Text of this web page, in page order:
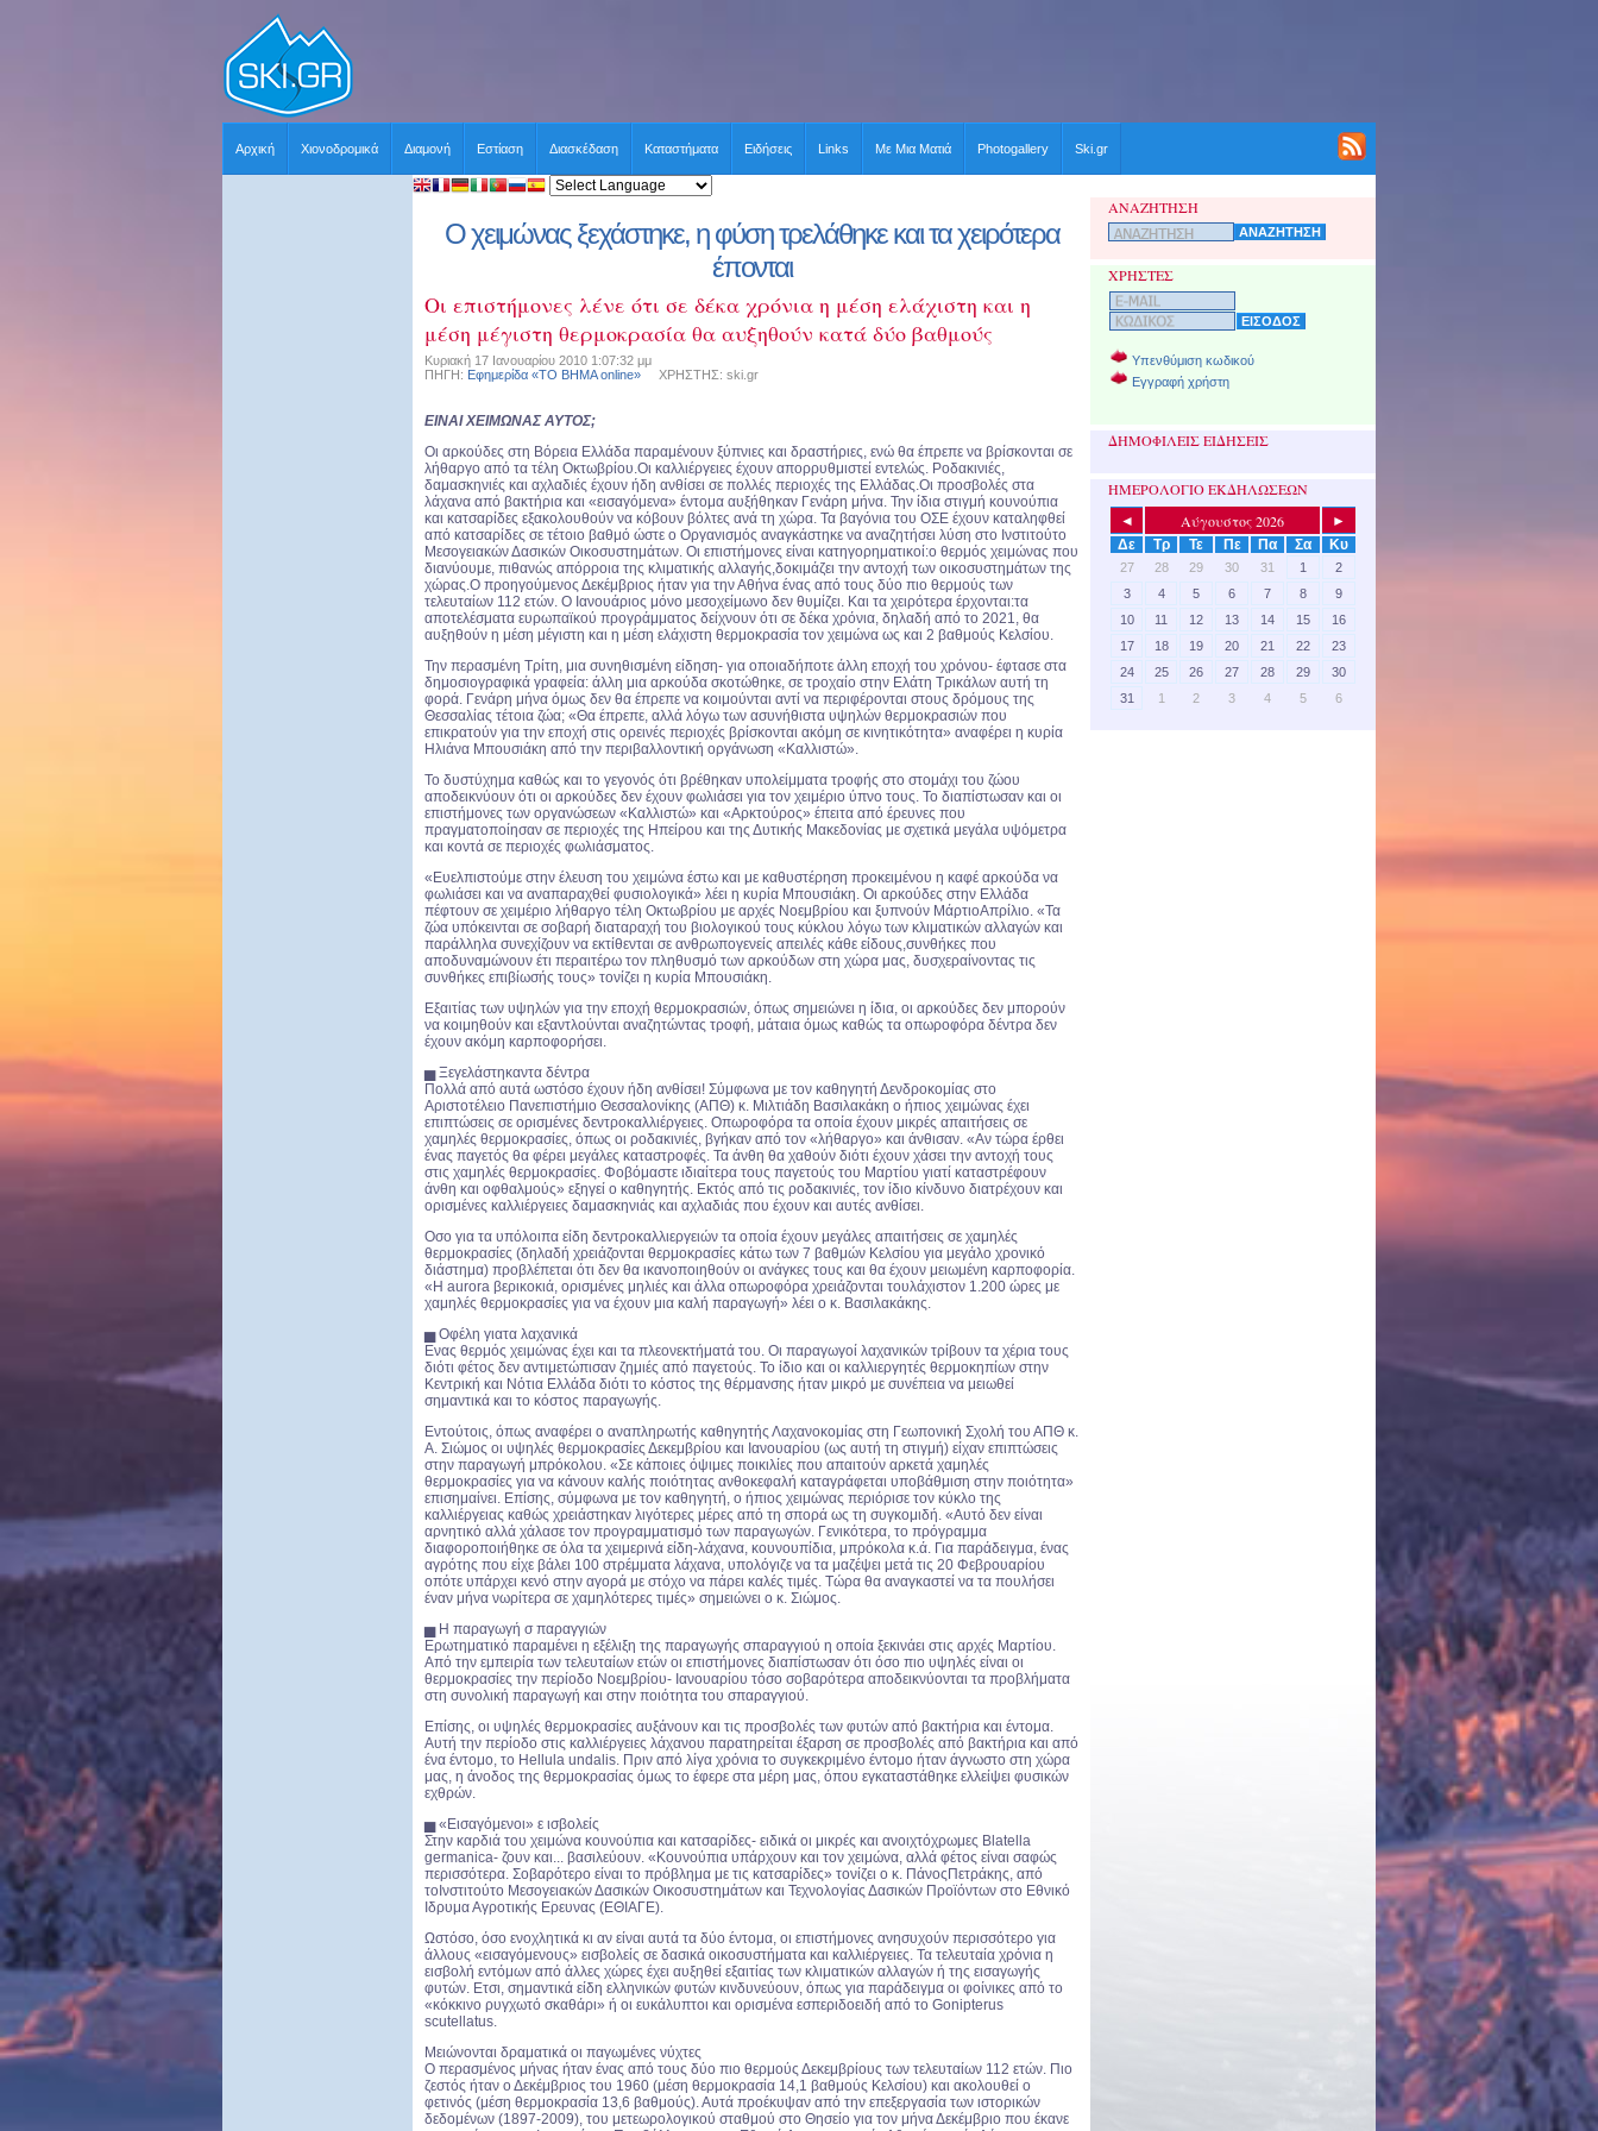
Αρχική Χιονοδρομικά Διαμονή Εστίαση Διασκέδαση Καταστήματα Ειδήσεις Links Με Μια Ματιά Photogallery Ski.gr
Ο χειμώνας ξεχάστηκε, η φύση τρελάθηκε και τα χειρότερα
έπονται
Οι επιστήμονες λένε ότι σε δέκα χρόνια η μέση ελάχιστη και η
μέση μέγιστη θερμοκρασία θα αυξηθούν κατά δύο βαθμούς
Κυριακή 17 Ιανουαρίου 2010 1:07:32 μμ
ΠΗΓΗ: Εφημερίδα «ΤΟ ΒΗΜΑ online» ΧΡΗΣΤΗΣ: ski.gr
ΕΙΝΑΙ ΧΕΙΜΩΝΑΣ ΑΥΤΟΣ;
Οι αρκούδες στη Βόρεια Ελλάδα παραμένουν ξύπνιες και δραστήριες, ενώ θα έπρεπε να βρίσκονται σε
λήθαργο από τα τέλη Οκτωβρίου.Οι καλλιέργειες έχουν απορρυθμιστεί εντελώς. Ροδακινιές,
δαμασκηνιές και αχλαδιές έχουν ήδη ανθίσει σε πολλές περιοχές της Ελλάδας.Οι προσβολές στα
λάχανα από βακτήρια και «εισαγόμενα» έντομα αυξήθηκαν Γενάρη μήνα. Την ίδια στιγμή κουνούπια
και κατσαρίδες εξακολουθούν να κόβουν βόλτες ανά τη χώρα. Τα βαγόνια του ΟΣΕ έχουν καταληφθεί
από κατσαρίδες σε τέτοιο βαθμό ώστε ο Οργανισμός αναγκάστηκε να αναζητήσει λύση στο Ινστιτούτο
Μεσογειακών Δασικών Οικοσυστημάτων. Οι επιστήμονες είναι κατηγορηματικοί:ο θερμός χειμώνας που
διανύουμε, πιθανώς απόρροια της κλιματικής αλλαγής,δοκιμάζει την αντοχή των οικοσυστημάτων της
χώρας.Ο προηγούμενος Δεκέμβριος ήταν για την Αθήνα ένας από τους δύο πιο θερμούς των
τελευταίων 112 ετών. Ο Ιανουάριος μόνο μεσοχείμωνο δεν θυμίζει. Και τα χειρότερα έρχονται:τα
αποτελέσματα ευρωπαϊκού προγράμματος δείχνουν ότι σε δέκα χρόνια, δηλαδή από το 2021, θα
αυξηθούν η μέση μέγιστη και η μέση ελάχιστη θερμοκρασία τον χειμώνα ως και 2 βαθμούς Κελσίου.
Την περασμένη Τρίτη, μια συνηθισμένη είδηση- για οποιαδήποτε άλλη εποχή του χρόνου- έφτασε στα
δημοσιογραφικά γραφεία: άλλη μια αρκούδα σκοτώθηκε, σε τροχαίο στην Ελάτη Τρικάλων αυτή τη
φορά. Γενάρη μήνα όμως δεν θα έπρεπε να κοιμούνται αντί να περιφέρονται στους δρόμους της
Θεσσαλίας τέτοια ζώα; «Θα έπρεπε, αλλά λόγω των ασυνήθιστα υψηλών θερμοκρασιών που
επικρατούν για την εποχή στις ορεινές περιοχές βρίσκονται ακόμη σε κινητικότητα» αναφέρει η κυρία
Ηλιάνα Μπουσιάκη από την περιβαλλοντική οργάνωση «Καλλιστώ».
Το δυστύχημα καθώς και το γεγονός ότι βρέθηκαν υπολείμματα τροφής στο στομάχι του ζώου
αποδεικνύουν ότι οι αρκούδες δεν έχουν φωλιάσει για τον χειμέριο ύπνο τους. Το διαπίστωσαν και οι
επιστήμονες των οργανώσεων «Καλλιστώ» και «Αρκτούρος» έπειτα από έρευνες που
πραγματοποίησαν σε περιοχές της Ηπείρου και της Δυτικής Μακεδονίας με σχετικά μεγάλα υψόμετρα
και κοντά σε περιοχές φωλιάσματος.
«Ευελπιστούμε στην έλευση του χειμώνα έστω και με καθυστέρηση προκειμένου η καφέ αρκούδα να
φωλιάσει και να αναπαραχθεί φυσιολογικά» λέει η κυρία Μπουσιάκη. Οι αρκούδες στην Ελλάδα
πέφτουν σε χειμέριο λήθαργο τέλη Οκτωβρίου με αρχές Νοεμβρίου και ξυπνούν ΜάρτιοΑπρίλιο. «Τα
ζώα υπόκεινται σε σοβαρή διαταραχή του βιολογικού τους κύκλου λόγω των κλιματικών αλλαγών και
παράλληλα συνεχίζουν να εκτίθενται σε ανθρωπογενείς απειλές κάθε είδους,συνθήκες που
αποδυναμώνουν έτι περαιτέρω τον πληθυσμό των αρκούδων στη χώρα μας, δυσχεραίνοντας τις
συνθήκες επιβίωσής τους» τονίζει η κυρία Μπουσιάκη.
Εξαιτίας των υψηλών για την εποχή θερμοκρασιών, όπως σημειώνει η ίδια, οι αρκούδες δεν μπορούν
να κοιμηθούν και εξαντλούνται αναζητώντας τροφή, μάταια όμως καθώς τα οπωροφόρα δέντρα δεν
έχουν ακόμη καρποφορήσει.
▅ Ξεγελάστηκαντα δέντρα
Πολλά από αυτά ωστόσο έχουν ήδη ανθίσει! Σύμφωνα με τον καθηγητή Δενδροκομίας στο
Αριστοτέλειο Πανεπιστήμιο Θεσσαλονίκης (ΑΠΘ) κ. Μιλτιάδη Βασιλακάκη ο ήπιος χειμώνας έχει
επιπτώσεις σε ορισμένες δεντροκαλλιέργειες. Οπωροφόρα τα οποία έχουν μικρές απαιτήσεις σε
χαμηλές θερμοκρασίες, όπως οι ροδακινιές, βγήκαν από τον «λήθαργο» και άνθισαν. «Αν τώρα έρθει
ένας παγετός θα φέρει μεγάλες καταστροφές. Τα άνθη θα χαθούν διότι έχουν χάσει την αντοχή τους
στις χαμηλές θερμοκρασίες. Φοβόμαστε ιδιαίτερα τους παγετούς του Μαρτίου γιατί καταστρέφουν
άνθη και οφθαλμούς» εξηγεί ο καθηγητής. Εκτός από τις ροδακινιές, τον ίδιο κίνδυνο διατρέχουν και
ορισμένες καλλιέργειες δαμασκηνιάς και αχλαδιάς που έχουν και αυτές ανθίσει.
Οσο για τα υπόλοιπα είδη δεντροκαλλιεργειών τα οποία έχουν μεγάλες απαιτήσεις σε χαμηλές
θερμοκρασίες (δηλαδή χρειάζονται θερμοκρασίες κάτω των 7 βαθμών Κελσίου για μεγάλο χρονικό
διάστημα) προβλέπεται ότι δεν θα ικανοποιηθούν οι ανάγκες τους και θα έχουν μειωμένη καρποφορία.
«Η aurora βερικοκιά, ορισμένες μηλιές και άλλα οπωροφόρα χρειάζονται τουλάχιστον 1.200 ώρες με
χαμηλές θερμοκρασίες για να έχουν μια καλή παραγωγή» λέει ο κ. Βασιλακάκης.
▅ Οφέλη γιατα λαχανικά
Ενας θερμός χειμώνας έχει και τα πλεονεκτήματά του. Οι παραγωγοί λαχανικών τρίβουν τα χέρια τους
διότι φέτος δεν αντιμετώπισαν ζημιές από παγετούς. Το ίδιο και οι καλλιεργητές θερμοκηπίων στην
Κεντρική και Νότια Ελλάδα διότι το κόστος της θέρμανσης ήταν μικρό με συνέπεια να μειωθεί
σημαντικά και το κόστος παραγωγής.
Εντούτοις, όπως αναφέρει ο αναπληρωτής καθηγητής Λαχανοκομίας στη Γεωπονική Σχολή του ΑΠΘ κ.
Α. Σιώμος οι υψηλές θερμοκρασίες Δεκεμβρίου και Ιανουαρίου (ως αυτή τη στιγμή) είχαν επιπτώσεις
στην παραγωγή μπρόκολου. «Σε κάποιες όψιμες ποικιλίες που απαιτούν αρκετά χαμηλές
θερμοκρασίες για να κάνουν καλής ποιότητας ανθοκεφαλή καταγράφεται υποβάθμιση στην ποιότητα»
επισημαίνει. Επίσης, σύμφωνα με τον καθηγητή, ο ήπιος χειμώνας περιόρισε τον κύκλο της
καλλιέργειας καθώς χρειάστηκαν λιγότερες μέρες από τη σπορά ως τη συγκομιδή. «Αυτό δεν είναι
αρνητικό αλλά χάλασε τον προγραμματισμό των παραγωγών. Γενικότερα, το πρόγραμμα
διαφοροποιήθηκε σε όλα τα χειμερινά είδη-λάχανα, κουνουπίδια, μπρόκολα κ.ά. Για παράδειγμα, ένας
αγρότης που είχε βάλει 100 στρέμματα λάχανα, υπολόγιζε να τα μαζέψει μετά τις 20 Φεβρουαρίου
οπότε υπάρχει κενό στην αγορά με στόχο να πάρει καλές τιμές. Τώρα θα αναγκαστεί να τα πουλήσει
έναν μήνα νωρίτερα σε χαμηλότερες τιμές» σημειώνει ο κ. Σιώμος.
▅ Η παραγωγή σ παραγγιών
Ερωτηματικό παραμένει η εξέλιξη της παραγωγής σπαραγγιού η οποία ξεκινάει στις αρχές Μαρτίου.
Από την εμπειρία των τελευταίων ετών οι επιστήμονες διαπίστωσαν ότι όσο πιο υψηλές είναι οι
θερμοκρασίες την περίοδο Νοεμβρίου- Ιανουαρίου τόσο σοβαρότερα αποδεικνύονται τα προβλήματα
στη συνολική παραγωγή και στην ποιότητα του σπαραγγιού.
Επίσης, οι υψηλές θερμοκρασίες αυξάνουν και τις προσβολές των φυτών από βακτήρια και έντομα.
Αυτή την περίοδο στις καλλιέργειες λάχανου παρατηρείται έξαρση σε προσβολές από βακτήρια και από
ένα έντομο, το Ηellula undalis. Πριν από λίγα χρόνια το συγκεκριμένο έντομο ήταν άγνωστο στη χώρα
μας, η άνοδος της θερμοκρασίας όμως το έφερε στα μέρη μας, όπου εγκαταστάθηκε ελλείψει φυσικών
εχθρών.
▅ «Εισαγόμενοι» ε ισβολείς
Στην καρδιά του χειμώνα κουνούπια και κατσαρίδες- ειδικά οι μικρές και ανοιχτόχρωμες Βlatella
germanica- ζουν και... βασιλεύουν. «Κουνούπια υπάρχουν και τον χειμώνα, αλλά φέτος είναι σαφώς
περισσότερα. Σοβαρότερο είναι το πρόβλημα με τις κατσαρίδες» τονίζει ο κ. ΠάνοςΠετράκης, από
τοΙνστιτούτο Μεσογειακών Δασικών Οικοσυστημάτων και Τεχνολογίας Δασικών Προϊόντων στο Εθνικό
Ιδρυμα Αγροτικής Ερευνας (ΕΘΙΑΓΕ).
Ωστόσο, όσο ενοχλητικά κι αν είναι αυτά τα δύο έντομα, οι επιστήμονες ανησυχούν περισσότερο για
άλλους «εισαγόμενους» εισβολείς σε δασικά οικοσυστήματα και καλλιέργειες. Τα τελευταία χρόνια η
εισβολή εντόμων από άλλες χώρες έχει αυξηθεί εξαιτίας των κλιματικών αλλαγών ή της εισαγωγής
φυτών. Ετσι, σημαντικά είδη ελληνικών φυτών κινδυνεύουν, όπως για παράδειγμα οι φοίνικες από το
«κόκκινο ρυγχωτό σκαθάρι» ή οι ευκάλυπτοι και ορισμένα εσπεριδοειδή από το Gonipterus
scutellatus.
Μειώνονται δραματικά οι παγωμένες νύχτες
Ο περασμένος μήνας ήταν ένας από τους δύο πιο θερμούς Δεκεμβρίους των τελευταίων 112 ετών. Πιο
ζεστός ήταν ο Δεκέμβριος του 1960 (μέση θερμοκρασία 14,1 βαθμούς Κελσίου) και ακολουθεί ο
φετινός (μέση θερμοκρασία 13,6 βαθμούς). Αυτά προέκυψαν από την επεξεργασία των ιστορικών
δεδομένων (1897-2009), του μετεωρολογικού σταθμού στο Θησείο για τον μήνα Δεκέμβριο που έκανε
ΑΝΑΖΗΤΗΣΗ
ΧΡΗΣΤΕΣ
Υπενθύμιση κωδικού
Εγγραφή χρήστη
ΔΗΜΟΦΙΛΕΙΣ ΕΙΔΗΣΕΙΣ
ΗΜΕΡΟΛΟΓΙΟ ΕΚΔΗΛΩΣΕΩΝ
◄ Αύγουστος 2026
►
Δε
Τρ Τε Πε Πα Σα Κυ
27 28 29 30 31 1
2
3
4 5 6 7 8
9
10
11 12 13 14 15
16
17
18 19 20 21 22
23
24
25 26 27 28 29
30
31
1 2 3 4 5 6